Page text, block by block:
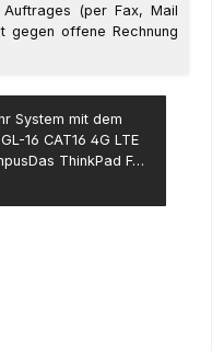
(per Fax, Mail
gegen offene Rechnung
System mit dem
16 CAT16 4G LTE
ThinkPad F…